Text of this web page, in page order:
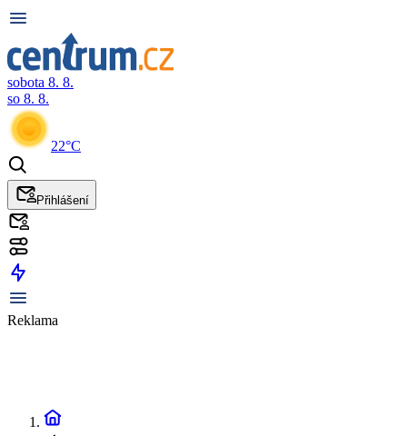
sobota 8. 8.
so 8. 8.
22°C
Přihlášení
Reklama